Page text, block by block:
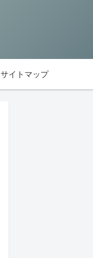
サイトマップ